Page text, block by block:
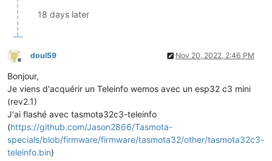
18 days later
Offline
doul59 Nov 20, 2022, 2:46 PM
Bonjour,
Je viens d'acquérir un Teleinfo wemos avec un esp32 c3 mini
(rev2.1)
J'ai flashé avec tasmota32c3-teleinfo
(https://github.com/Jason2866/Tasmota-
specials/blob/firmware/firmware/tasmota32/other/tasmota32c3-
teleinfo.bin)